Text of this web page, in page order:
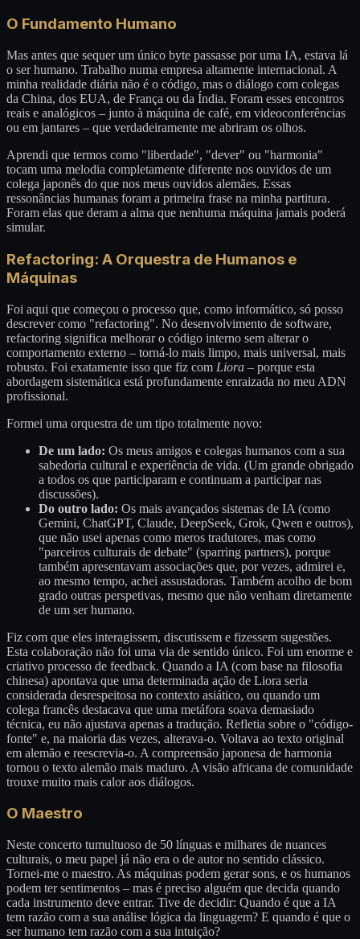
O Fundamento Humano
Mas antes que sequer um único byte passasse por uma IA, estava lá
o ser humano. Trabalho numa empresa altamente internacional. A
minha realidade diária não é o código, mas o diálogo com colegas
da China, dos EUA, de França ou da Índia. Foram esses encontros
reais e analógicos – junto à máquina de café, em videoconferências
ou em jantares – que verdadeiramente me abriram os olhos.
Aprendi que termos como "liberdade", "dever" ou "harmonia"
tocam uma melodia completamente diferente nos ouvidos de um
colega japonês do que nos meus ouvidos alemães. Essas
ressonâncias humanas foram a primeira frase na minha partitura.
Foram elas que deram a alma que nenhuma máquina jamais poderá
simular.
Refactoring: A Orquestra de Humanos e
Máquinas
Foi aqui que começou o processo que, como informático, só posso
descrever como "refactoring". No desenvolvimento de software,
refactoring significa melhorar o código interno sem alterar o
comportamento externo – torná-lo mais limpo, mais universal, mais
robusto. Foi exatamente isso que fiz com Liora – porque esta
abordagem sistemática está profundamente enraizada no meu ADN
profissional.
Formei uma orquestra de um tipo totalmente novo:
De um lado: Os meus amigos e colegas humanos com a sua
sabedoria cultural e experiência de vida. (Um grande obrigado
a todos os que participaram e continuam a participar nas
discussões).
Do outro lado: Os mais avançados sistemas de IA (como
Gemini, ChatGPT, Claude, DeepSeek, Grok, Qwen e outros),
que não usei apenas como meros tradutores, mas como
"parceiros culturais de debate" (sparring partners), porque
também apresentavam associações que, por vezes, admirei e,
ao mesmo tempo, achei assustadoras. Também acolho de bom
grado outras perspetivas, mesmo que não venham diretamente
de um ser humano.
Fiz com que eles interagissem, discutissem e fizessem sugestões.
Esta colaboração não foi uma via de sentido único. Foi um enorme e
criativo processo de feedback. Quando a IA (com base na filosofia
chinesa) apontava que uma determinada ação de Liora seria
considerada desrespeitosa no contexto asiático, ou quando um
colega francês destacava que uma metáfora soava demasiado
técnica, eu não ajustava apenas a tradução. Refletia sobre o "código-
fonte" e, na maioria das vezes, alterava-o. Voltava ao texto original
em alemão e reescrevia-o. A compreensão japonesa de harmonia
tornou o texto alemão mais maduro. A visão africana de comunidade
trouxe muito mais calor aos diálogos.
O Maestro
Neste concerto tumultuoso de 50 línguas e milhares de nuances
culturais, o meu papel já não era o de autor no sentido clássico.
Tornei-me o maestro. As máquinas podem gerar sons, e os humanos
podem ter sentimentos – mas é preciso alguém que decida quando
cada instrumento deve entrar. Tive de decidir: Quando é que a IA
tem razão com a sua análise lógica da linguagem? E quando é que o
ser humano tem razão com a sua intuição?